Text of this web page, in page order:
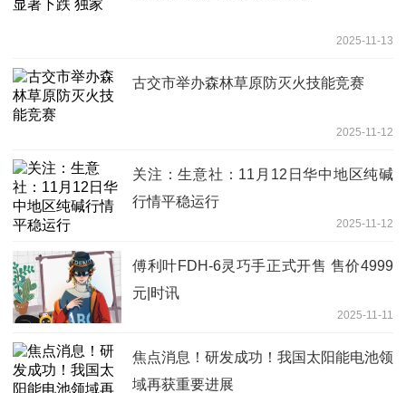
2025-11-13
古交市举办森林草原防灭火技能竞赛
2025-11-12
关注：生意社：11月12日华中地区纯碱
行情平稳运行
2025-11-12
傅利叶FDH-6灵巧手正式开售 售价4999
元|时讯
2025-11-11
焦点消息！研发成功！我国太阳能电池领
域再获重要进展